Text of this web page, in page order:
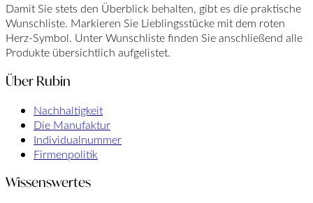
Damit Sie stets den Überblick behalten, gibt es die praktische
Wunschliste. Markieren Sie Lieblingsstücke mit dem roten
Herz-Symbol. Unter Wunschliste finden Sie anschließend alle
Produkte übersichtlich aufgelistet.
Über Rubin
Nachhaltigkeit
Die Manufaktur
Individualnummer
Firmenpolitik
Wissenswertes